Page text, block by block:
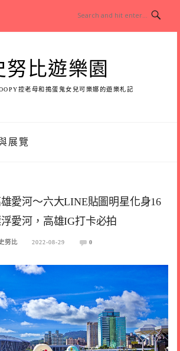
努比遊樂園
控老母和搗蛋鬼女兒可樂娜的遊樂札記
展覽
愛河～六大LINE貼圖明星化身16
愛河，高雄IG打卡必拍
努比 2022-08-29 0